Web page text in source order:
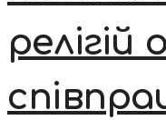
релігій